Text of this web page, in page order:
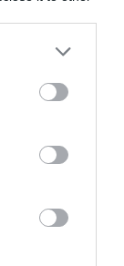
more Google
may click to
tags to
below Google
náklady